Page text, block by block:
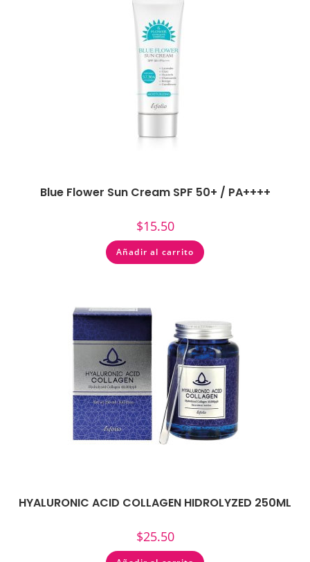
Blue Flower Sun Cream SPF 50+ / PA++++
$15.50
Añadir al carrito
HYALURONIC ACID COLLAGEN HIDROLYZED 250ML
$25.50